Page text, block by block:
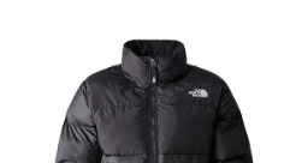
Affrontez l’hiver avec style grâce à la 2000
Retro Nuptse Jacket pour femme de The North
Face. Inspirée [...]